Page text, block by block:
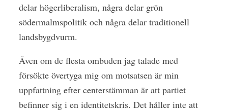
delar högerliberalism, några delar grön
södermalmspolitik och några delar traditionell
landsbygdvurm.
Även om de flesta ombuden jag talade med
försökte övertyga mig om motsatsen är min
uppfattning efter centerstämman är att partiet
befinner sig i en identitetskris. Det håller inte att